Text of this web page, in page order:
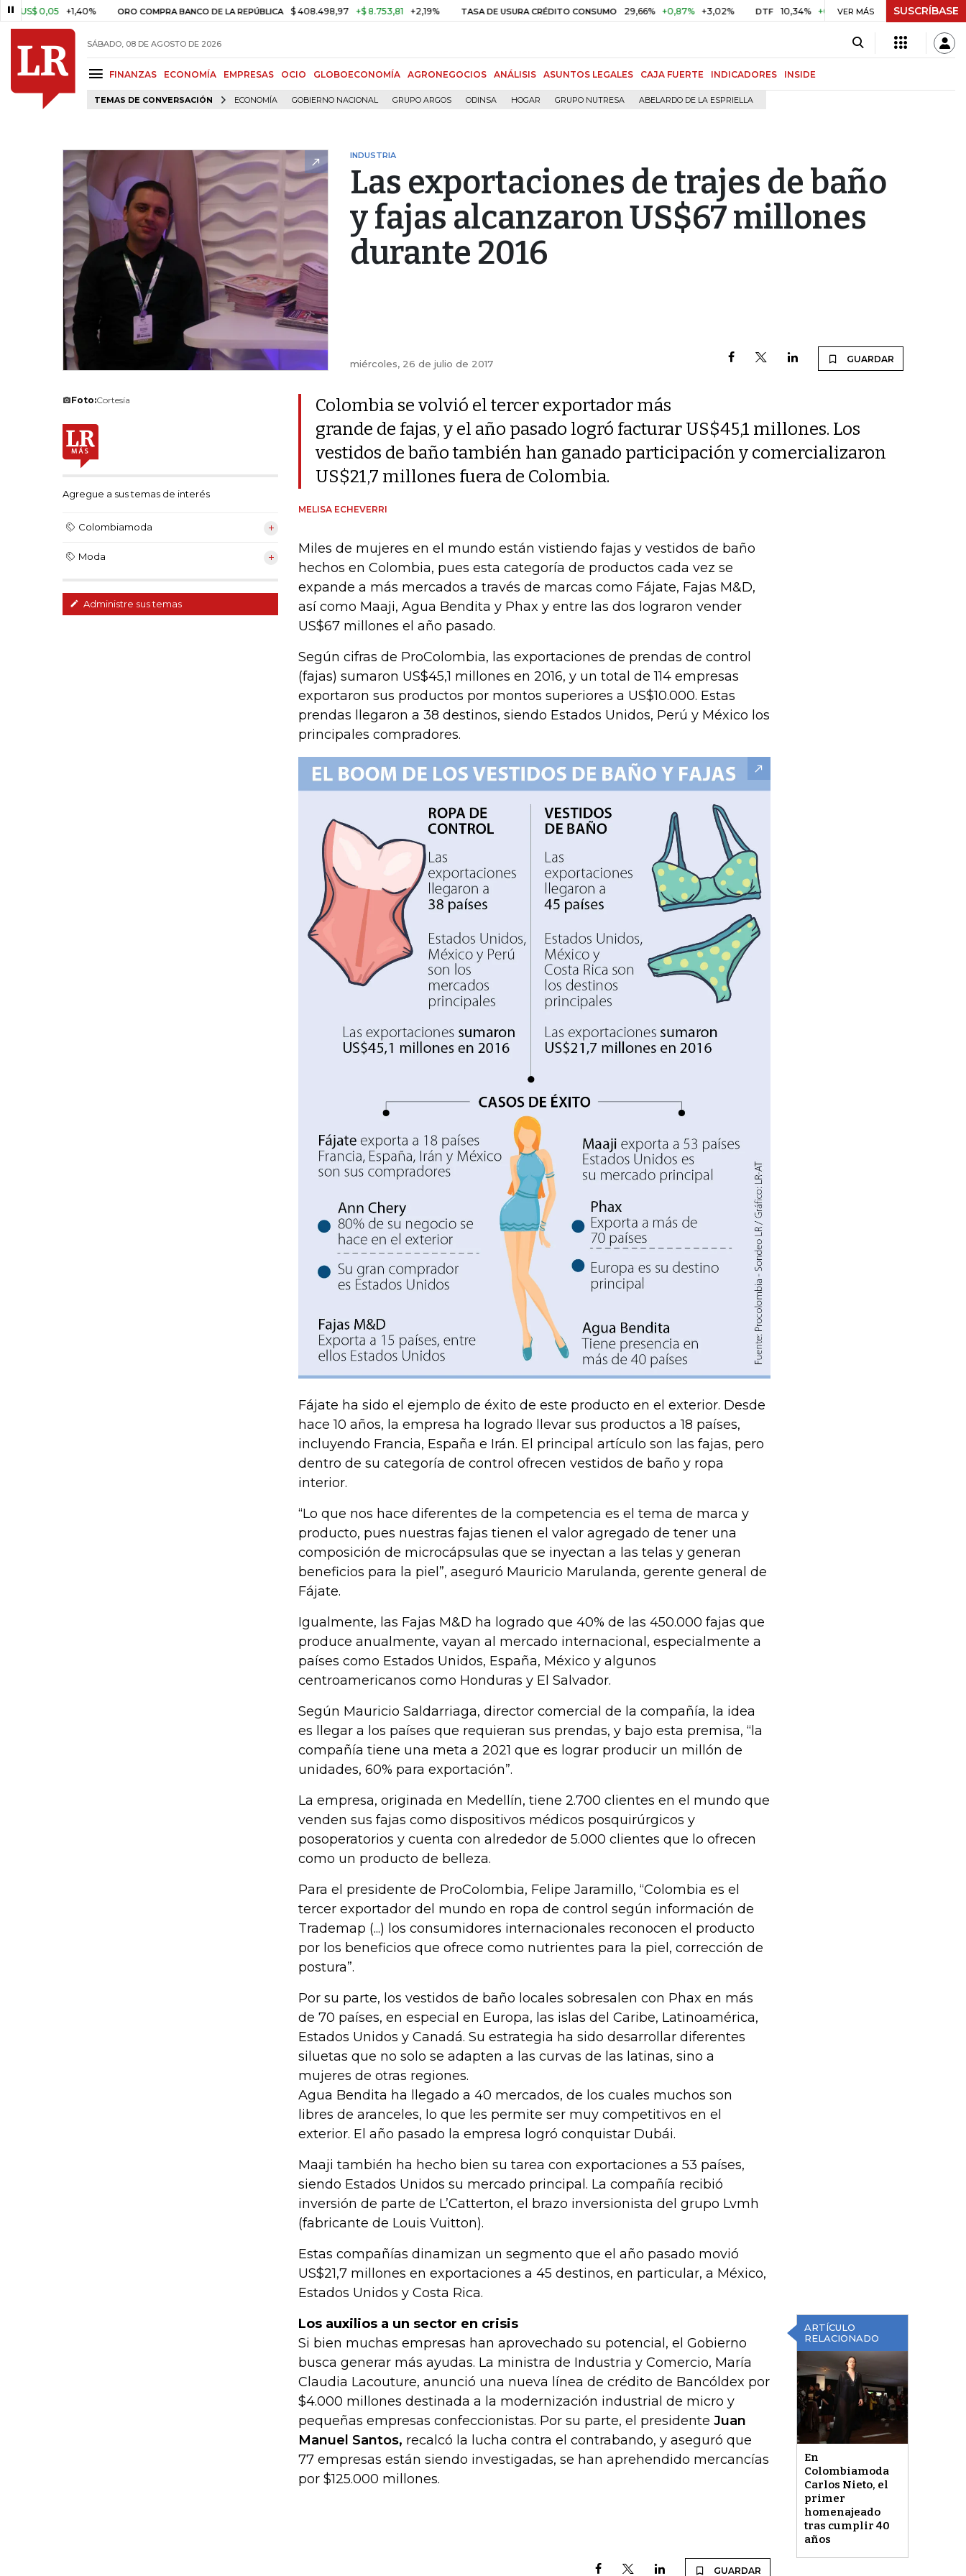
+1,40% ORO COMPRA BANCO DE LA REPÚBLICA $ 408.498,97 +$ 8.753,81 +2,19% TASA DE USURA CRÉDITO CONSUMO 29,66% +0,87% +3,02% DTF 10,34% +0,10% +0,98% UVR $ 416,96 +$ 0,05
VER MÁS SUSCRÍBASE
SÁBADO, 08 DE AGOSTO DE 2026
FINANZAS ECONOMÍA EMPRESAS OCIO GLOBOECONOMÍA AGRONEGOCIOS ANÁLISIS ASUNTOS LEGALES CAJA FUERTE INDICADORES INSIDE
TEMAS DE CONVERSACIÓN ECONOMÍA GOBIERNO NACIONAL GRUPO ARGOS ODINSA HOGAR GRUPO NUTRESA ABELARDO DE LA ESPRIELLA
INDUSTRIA
Las exportaciones de trajes de baño
y fajas alcanzaron US$67 millones
durante 2016
miércoles, 26 de julio de 2017 GUARDAR
Foto:Cortesía
Agregue a sus temas de interés
Colombiamoda
Moda
Administre sus temas
Colombia se volvió el tercer exportador más
grande de fajas, y el año pasado logró facturar US$45,1 millones. Los
vestidos de baño también han ganado participación y comercializaron
US$21,7 millones fuera de Colombia.
MELISA ECHEVERRI
Miles de mujeres en el mundo están vistiendo fajas y vestidos de baño
hechos en Colombia, pues esta categoría de productos cada vez se
expande a más mercados a través de marcas como Fájate, Fajas M&D,
así como Maaji, Agua Bendita y Phax y entre las dos lograron vender
US$67 millones el año pasado.
Según cifras de ProColombia, las exportaciones de prendas de control
(fajas) sumaron US$45,1 millones en 2016, y un total de 114 empresas
exportaron sus productos por montos superiores a US$10.000. Estas
prendas llegaron a 38 destinos, siendo Estados Unidos, Perú y México los
principales compradores.
Fájate ha sido el ejemplo de éxito de este producto en el exterior. Desde
hace 10 años, la empresa ha logrado llevar sus productos a 18 países,
incluyendo Francia, España e Irán. El principal artículo son las fajas, pero
dentro de su categoría de control ofrecen vestidos de baño y ropa
interior.
“Lo que nos hace diferentes de la competencia es el tema de marca y
producto, pues nuestras fajas tienen el valor agregado de tener una
composición de microcápsulas que se inyectan a las telas y generan
beneficios para la piel”, aseguró Mauricio Marulanda, gerente general de
Fájate.
Igualmente, las Fajas M&D ha logrado que 40% de las 450.000 fajas que
produce anualmente, vayan al mercado internacional, especialmente a
países como Estados Unidos, España, México y algunos
centroamericanos como Honduras y El Salvador.
Según Mauricio Saldarriaga, director comercial de la compañía, la idea
es llegar a los países que requieran sus prendas, y bajo esta premisa, “la
compañía tiene una meta a 2021 que es lograr producir un millón de
unidades, 60% para exportación”.
La empresa, originada en Medellín, tiene 2.700 clientes en el mundo que
venden sus fajas como dispositivos médicos posquirúrgicos y
posoperatorios y cuenta con alrededor de 5.000 clientes que lo ofrecen
como un producto de belleza.
Para el presidente de ProColombia, Felipe Jaramillo, “Colombia es el
tercer exportador del mundo en ropa de control según información de
Trademap (...) los consumidores internacionales reconocen el producto
por los beneficios que ofrece como nutrientes para la piel, corrección de
postura”.
Por su parte, los vestidos de baño locales sobresalen con Phax en más
de 70 países, en especial en Europa, las islas del Caribe, Latinoamérica,
Estados Unidos y Canadá. Su estrategia ha sido desarrollar diferentes
siluetas que no solo se adapten a las curvas de las latinas, sino a
mujeres de otras regiones.
Agua Bendita ha llegado a 40 mercados, de los cuales muchos son
libres de aranceles, lo que les permite ser muy competitivos en el
exterior. El año pasado la empresa logró conquistar Dubái.
Maaji también ha hecho bien su tarea con exportaciones a 53 países,
siendo Estados Unidos su mercado principal. La compañía recibió
inversión de parte de L’Catterton, el brazo inversionista del grupo Lvmh
(fabricante de Louis Vuitton).
Estas compañías dinamizan un segmento que el año pasado movió
US$21,7 millones en exportaciones a 45 destinos, en particular, a México,
Estados Unidos y Costa Rica.
ARTÍCULO
RELACIONADO
En
Colombiamoda
Carlos Nieto, el
primer
homenajeado
tras cumplir 40
años
Los auxilios a un sector en crisis
Si bien muchas empresas han aprovechado su potencial, el Gobierno
busca generar más ayudas. La ministra de Industria y Comercio, María
Claudia Lacouture, anunció una nueva línea de crédito de Bancóldex por
$4.000 millones destinada a la modernización industrial de micro y
pequeñas empresas confeccionistas. Por su parte, el presidente Juan
Manuel Santos, recalcó la lucha contra el contrabando, y aseguró que
77 empresas están siendo investigadas, se han aprehendido mercancías
por $125.000 millones.
GUARDAR